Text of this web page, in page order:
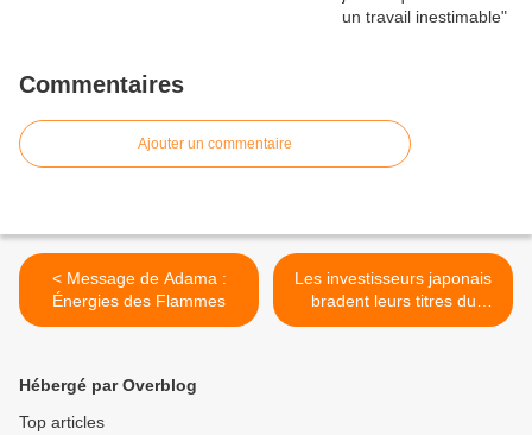
Commentaires
Ajouter un commentaire
< Message de Adama :
Énergies des Flammes
Les investisseurs japonais
bradent leurs titres du
gouvernement français >
Hébergé par Overblog
Top articles